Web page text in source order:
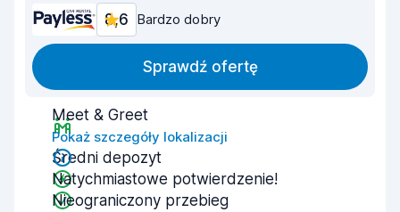
8,6 Bardzo dobry
Sprawdź ofertę
Meet & Greet
Pokaż szczegóły lokalizacji
Średni depozyt
Natychmiastowe potwierdzenie!
Nieograniczony przebieg